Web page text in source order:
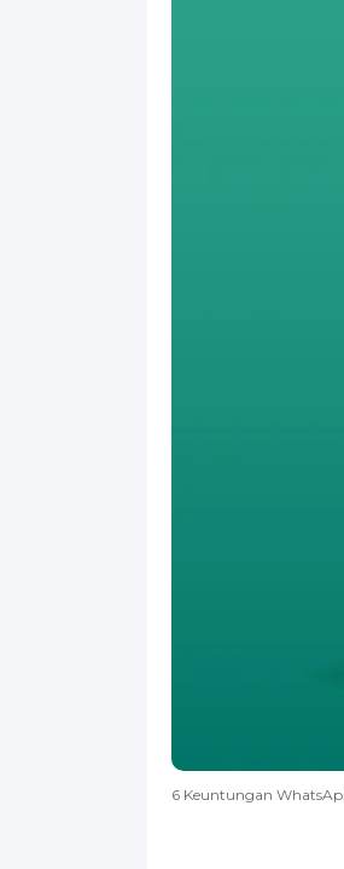
6 Keuntungan